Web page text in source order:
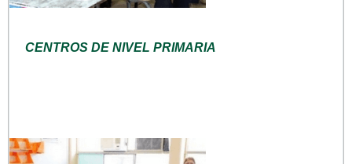
CENTROS DE NIVEL PRIMARIA